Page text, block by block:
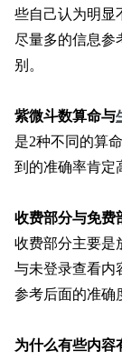
些自己认为明显
尽量多的信息参
别。
紫微斗数算命与
是2种不同的算
到的准确率肯定
收费部分与免费
收费部分主要是
与未登录查看内
参考后面的准确
为什么有些内容